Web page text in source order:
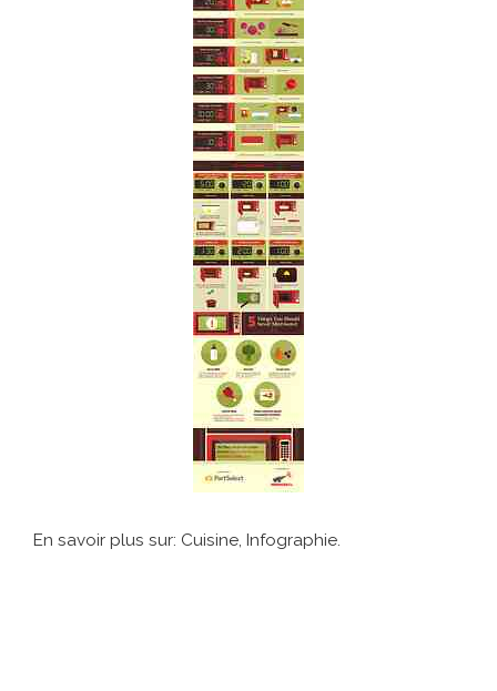
En savoir plus sur: Cuisine, Infographie.